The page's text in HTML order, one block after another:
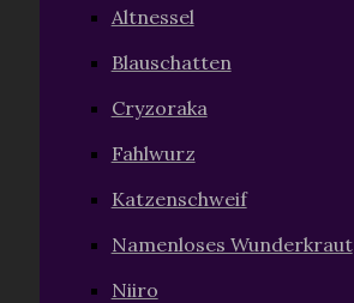
Altnessel
Blauschatten
Cryzoraka
Fahlwurz
Katzenschweif
Namenloses Wunderkraut
Niiro